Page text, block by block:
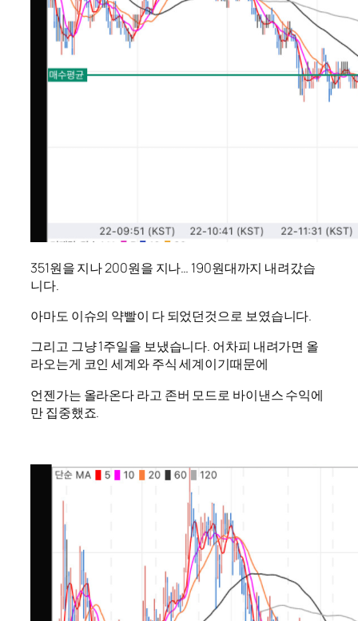
351원을 지나 200원을 지나… 190원대까지 내려갔습
니다.
아마도 이슈의 약빨이 다 되었던것으로 보였습니다.
그리고 그냥 1주일을 보냈습니다. 어차피 내려가면 올
라오는게 코인 세계와 주식 세계이기때문에
언젠가는 올라온다 라고 존버 모드로 바이낸스 수익에
만 집중했죠.